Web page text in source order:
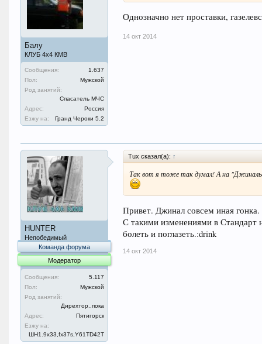
Балу
КЛУБ 4х4 КМВ
Сообщения:
1.637
Пол:
Мужской
Род занятий:
Спасатель МЧС
Адрес:
Россия
Езжу на:
Гранд Чероки 5.2
Однозначно нет проставки,
14 окт 2014
HUNTER
Непобедимый
Команда форума
Модератор
Сообщения:
5.117
Пол:
Мужской
Род занятий:
Дирехтор..пока
Адрес:
Пятигорск
Езжу на:
ШН1.9x33,fx37s,Y61TD42T
Tux сказал(а): ↑
Так вот я тоже так думал! А на
Привет. Джинал совсем иная
С такими изменениями в Стандарт
болеть и поглазеть.:drink
14 окт 2014